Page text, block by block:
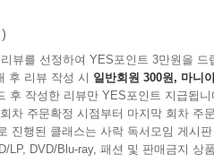
뷰를 선정하여 YES포인트 3만원을 드
후 리뷰 작성 시 일반회원 300원, 마니
후 작성한 리뷰만 YES포인트 지급됩니
차 주문확정 시점부터 마지막 회차 주
진행된 클래스는 사락 독서모임 게시
LP, DVD/Blu-ray, 패션 및 판매금지 상